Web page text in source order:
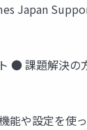
Japan
● 課題解決の
や設定を使